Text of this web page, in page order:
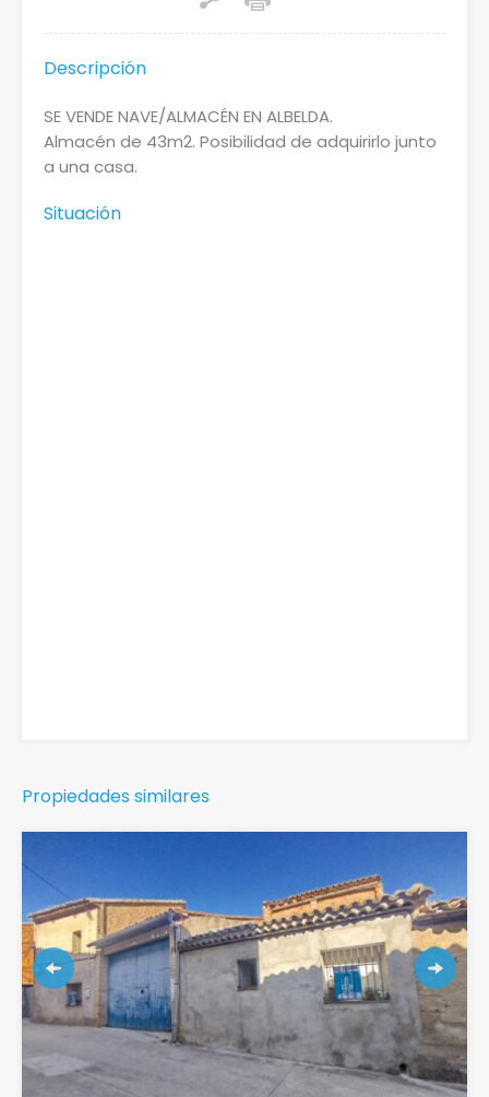
Descripción
SE VENDE NAVE/ALMACÉN EN ALBELDA.
Almacén de 43m2. Posibilidad de adquirirlo junto
a una casa.
Situación
Propiedades similares